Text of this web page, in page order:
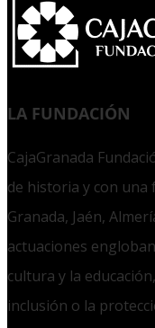
LA FUNDACIÓN
CajaGranada
de historia y con una
Granada, Jaén,
actuaciones
cultura y la
inclusión o la